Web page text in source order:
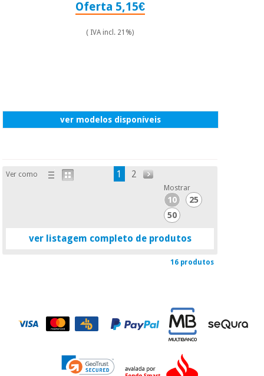
Oferta 5,15€
( IVA incl. 21%)
ver modelos disponíveis
Ver como 1 2
Mostrar
10
25
50
ver listagem completo de produtos
16 produtos